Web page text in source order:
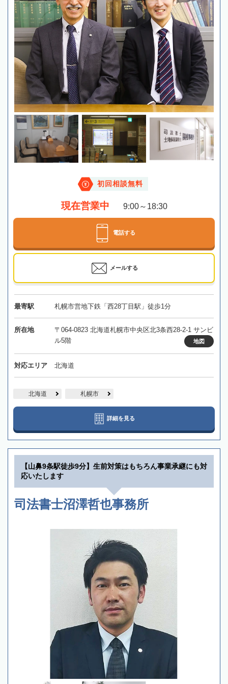
初回相談無料
現在営業中 9:00～18:30
電話する
メールする
最寄駅 札幌市営地下鉄「西28丁目駅」徒歩1分
所在地
〒064-0823 北海道札幌市中央区北3条西28-2-1 サンビ
ル5階
地図
対応エリア 北海道
北海道 札幌市
詳細を見る
【山鼻9条駅徒歩9分】生前対策はもちろん事業承継にも対
応いたします
司法書士沼澤哲也事務所